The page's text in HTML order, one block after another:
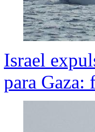
Israel
para Gaza: